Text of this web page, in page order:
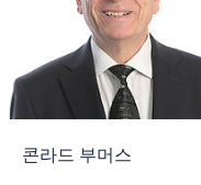
콘라드 부머스